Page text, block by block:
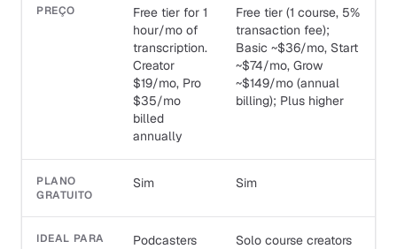
PREÇO
Free tier for 1
hour/mo of
transcription.
Creator
$19/mo, Pro
$35/mo
billed
annually
Free tier (1 course, 5%
transaction fee);
Basic ~$36/mo, Start
~$74/mo, Grow
~$149/mo (annual
billing); Plus higher
PLANO
GRATUITO
Sim Sim
IDEAL PARA
Podcasters
Solo course creators